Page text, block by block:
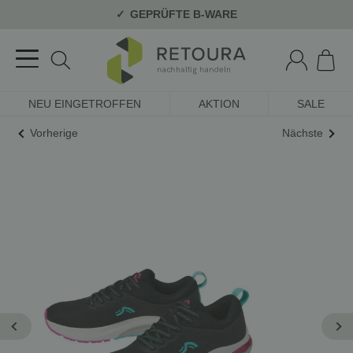
GEPRÜFTE B-WARE
NEU EINGETROFFEN AKTION SALE
Vorherige Nächste